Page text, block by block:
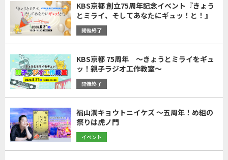
KBS京都 創立75周年記念イベント『きょう
とミライ、そしてあなたにギュッ！と！』
開催終了
KBS京都 75周年 ～きょうとミライをギュ
ッ！親子ラジオ工作教室～
開催終了
福山潤キョウトニイケズ ～五周年！め組の
祭りは虎ノ門
イベント